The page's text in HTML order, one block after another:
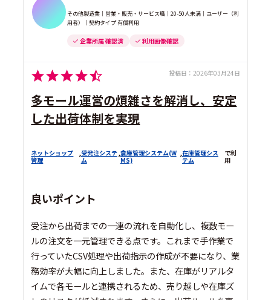
その他製造業｜営業・販売・サービス職｜20-50人未満｜ユーザー（利
用者）｜契約タイプ 有償利用
企業所属 確認済 利用画像確認
投稿日： 2026年03月24日
多モール運営の煩雑さを解消し、安定
した出荷体制を実現
ネットショップ
管理
,受発注システ
ム
,倉庫管理システム(W
MS)
,在庫管理シス
テム
で利
用
良いポイント
受注から出荷までの一連の流れを自動化し、複数モー
ルの注文を一元管理できる点です。これまで手作業で
行っていたCSV処理や出荷指示の作成が不要になり、業
務効率が大幅に向上しました。また、在庫がリアルタ
イムで各モールと連携されるため、売り越しや在庫ズ